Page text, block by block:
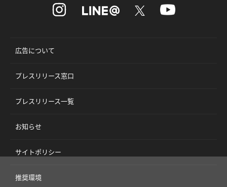
広告について
プレスリリース窓口
プレスリリース一覧
お知らせ
サイトポリシー
推奨環境